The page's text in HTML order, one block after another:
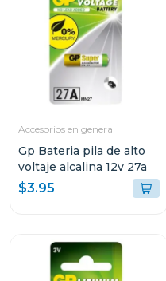
Accesorios en general
Gp Bateria pila de alto
voltaje alcalina 12v 27a
$3.95